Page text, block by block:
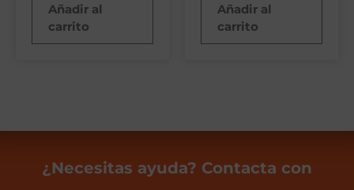
Añadir al
carrito
Añadir al
carrito
¿Necesitas ayuda? Contacta con